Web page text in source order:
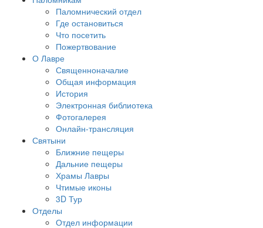
Паломнический отдел
Где остановиться
Что посетить
Пожертвование
О Лавре
Священноначалие
Общая информация
История
Электронная библиотека
Фотогалерея
Онлайн-трансляция
Святыни
Ближние пещеры
Дальние пещеры
Храмы Лавры
Чтимые иконы
3D Тур
Отделы
Отдел информации